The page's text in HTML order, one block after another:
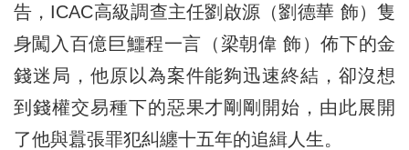
告，ICAC高級調查主任劉啟源（劉德華 飾）隻
身闖入百億巨鱷程一言（梁朝偉 飾）佈下的金
錢迷局，他原以為案件能夠迅速終結，卻沒想
到錢權交易種下的惡果才剛剛開始，由此展開
了他與囂張罪犯糾纏十五年的追緝人生。